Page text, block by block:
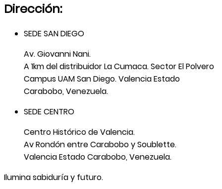
Dirección:
SEDE SAN DIEGO
Av. Giovanni Nani.
A 1km del distribuidor La Cumaca. Sector El Polvero
Campus UAM San Diego. Valencia Estado
Carabobo, Venezuela.
SEDE CENTRO
Centro Histórico de Valencia.
Av Rondón entre Carabobo y Soublette.
Valencia Estado Carabobo, Venezuela.
Ilumina sabiduría y futuro.